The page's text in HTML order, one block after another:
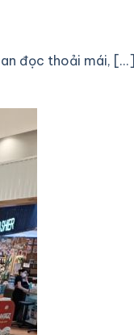
đọc thoải mái, [...]